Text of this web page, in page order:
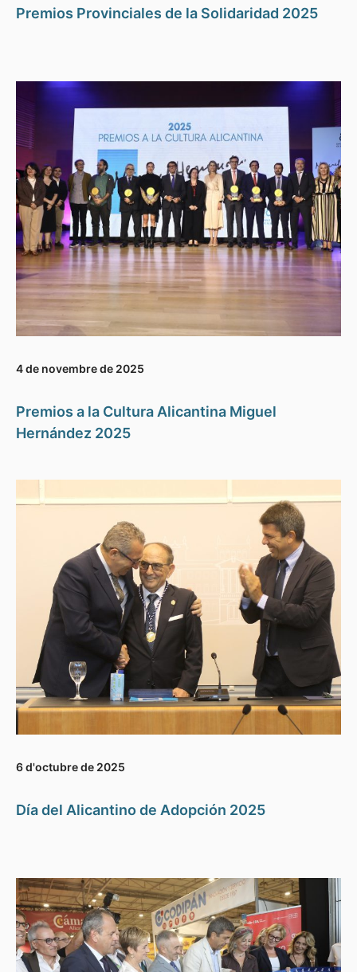
Premios Provinciales de la Solidaridad 2025
4 de novembre de 2025
Premios a la Cultura Alicantina Miguel
Hernández 2025
6 d'octubre de 2025
Día del Alicantino de Adopción 2025